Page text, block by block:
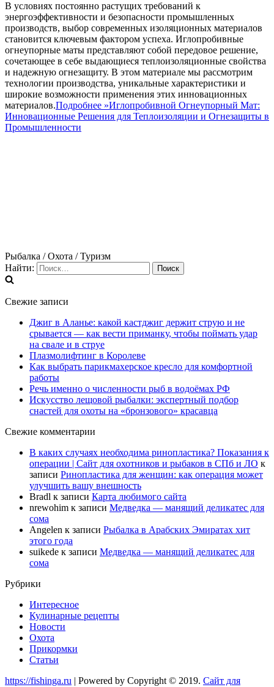
В условиях постоянно растущих требований к
энергоэффективности и безопасности промышленных
производств, выбор современных изоляционных материалов
становится ключевым фактором успеха. Иглопробивные
огнеупорные маты представляют собой передовое решение,
сочетающее в себе выдающиеся теплоизоляционные свойства
и надежную огнезащиту. В этом материале мы рассмотрим
технологии производства, уникальные характеристики и
широкие возможности применения этих инновационных
материалов.Подробнее »Иглопробивной Огнеупорный Мат:
Инновационные Решения для Теплоизоляции и Огнезащиты в
Промышленности
Рыбалка / Охота / Туризм
Найти:
Свежие записи
Джиг в Аланье: какой кастджиг держит струю и не
срывается — как вести приманку, чтобы поймать удар
на свале и в струе
Плазмолифтинг в Королеве
Как выбрать парикмахерское кресло для комфортной
работы
Речь именно о численности рыб в водоёмах РФ
Искусство лещовой рыбалки: экспертный подбор
снастей для охоты на «бронзового» красавца
Свежие комментарии
В каких случаях необходима ринопластика? Показания к
операции | Сайт для охотников и рыбаков в СПб и ЛО к
записи Ринопластика для женщин: как операция может
улучшить вашу внешность
Bradl к записи Карта любимого сайта
nrewohim к записи Медведка — манящий деликатес для
сома
Angelen к записи Рыбалка в Арабских Эмиратах хит
этого года
suikede к записи Медведка — манящий деликатес для
сома
Рубрики
Интересное
Кулинарные рецепты
Новости
Охота
Прикормки
Статьи
https://fishinga.ru | Powered by Copyright © 2019. Сайт для